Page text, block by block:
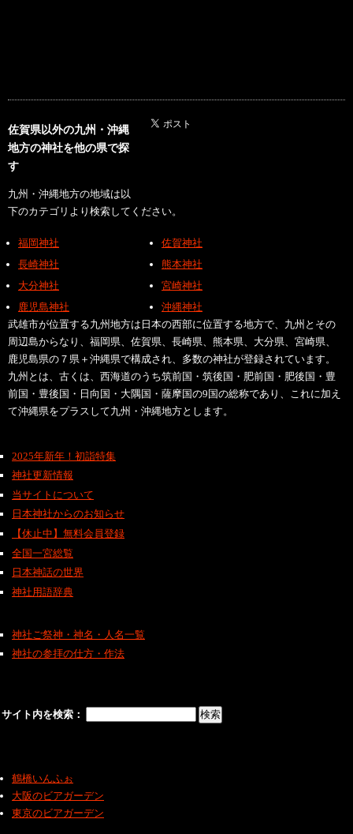
佐賀県以外の九州・沖縄
地方の神社を他の県で探
す
九州・沖縄地方の地域は以
下のカテゴリより検索してください。
福岡神社
佐賀神社
長崎神社
熊本神社
大分神社
宮崎神社
鹿児島神社
沖縄神社
武雄市が位置する九州地方は日本の西部に位置する地方で、九州とその
周辺島からなり、福岡県、佐賀県、長崎県、熊本県、大分県、宮崎県、
鹿児島県の７県＋沖縄県で構成され、多数の神社が登録されています。
九州とは、古くは、西海道のうち筑前国・筑後国・肥前国・肥後国・豊
前国・豊後国・日向国・大隅国・薩摩国の9国の総称であり、これに加え
て沖縄県をプラスして九州・沖縄地方とします。
2025年新年！初詣特集
神社更新情報
当サイトについて
日本神社からのお知らせ
【休止中】無料会員登録
全国一宮総覧
日本神話の世界
神社用語辞典
神社ご祭神・神名・人名一覧
神社の参拝の仕方・作法
サイト内を検索：
鶴橋いんふぉ
大阪のビアガーデン
東京のビアガーデン